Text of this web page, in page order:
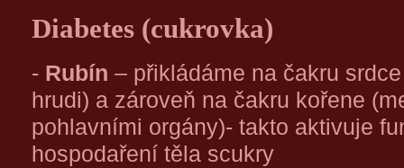
Diabetes (cukrovka)
- Rubín – přikládáme na čakru
hrudi) a zároveň na čakru kořene
pohlavními orgány)- takto aktivuje
hospodaření těla scukry